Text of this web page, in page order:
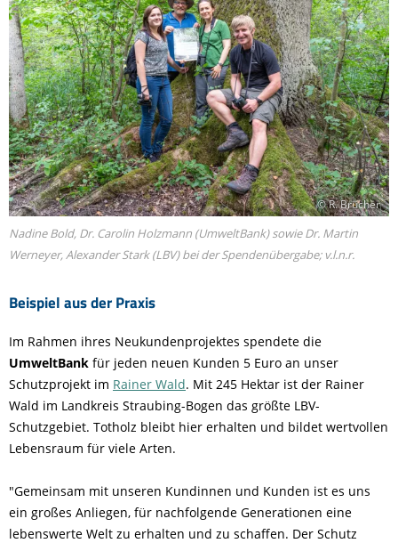
Beispiel aus der Praxis
© R. Brücher
Nadine Bold, Dr. Carolin Holzmann (UmweltBank) sowie Dr. Martin
Werneyer, Alexander Stark (LBV) bei der Spendenübergabe; v.l.n.r.
Im Rahmen ihres Neukundenprojektes spendete die
UmweltBank für jeden neuen Kunden 5 Euro an unser
Schutzprojekt im Rainer Wald. Mit 245 Hektar ist der Rainer
Wald im Landkreis Straubing-Bogen das größte LBV-
Schutzgebiet. Totholz bleibt hier erhalten und bildet wertvollen
Lebensraum für viele Arten.
"Gemeinsam mit unseren Kundinnen und Kunden ist es uns
ein großes Anliegen, für nachfolgende Generationen eine
lebenswerte Welt zu erhalten und zu schaffen. Der Schutz